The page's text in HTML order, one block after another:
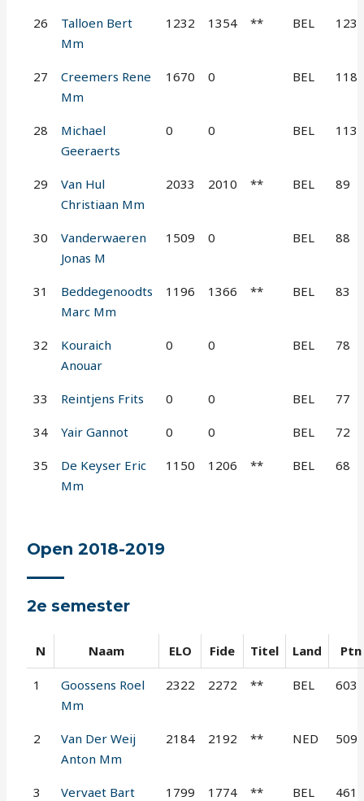
26
Talloen Bert
Mm
1232 1354 ** BEL 123
27
Creemers Rene
Mm
1670 0 BEL 118
28
Michael
Geeraerts
0 0 BEL 113
29
Van Hul
Christiaan Mm
2033 2010 ** BEL 89
30
Vanderwaeren
Jonas M
1509 0 BEL 88
31
Beddegenoodts
Marc Mm
1196 1366 ** BEL 83
32
Kouraich
Anouar
0 0 BEL 78
33 Reintjens Frits 0 0 BEL 77
34 Yair Gannot 0 0 BEL 72
35
De Keyser Eric
Mm
1150 1206 ** BEL 68
Open 2018-2019
2e semester
N Naam ELO Fide Titel Land Ptn
1
Goossens Roel
Mm
2322 2272 ** BEL 603
2
Van Der Weij
Anton Mm
2184 2192 ** NED 509
3
Vervaet Bart
1799 1774 ** BEL 461